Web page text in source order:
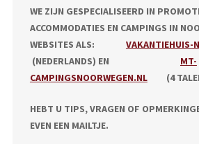
WE ZIJN GESPECIALISEERD IN
ACCOMMODATIES EN CAMPINGS IN
WEBSITES ALS: VAKANTIEHUIS-
(NEDERLANDS) EN MT-
CAMPINGSNOORWEGEN.NL(4
HEBT U TIPS, VRAGEN OF
EVEN EEN MAILTJE.